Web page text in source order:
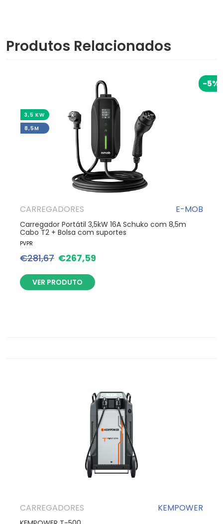
Produtos Relacionados
CARREGADORES E-MOB
Carregador Portátil 3,5kW 16A Schuko com 8,5m
Cabo T2 + Bolsa com suportes
PVPR
€281,67 €267,59
-5%
VER PRODUTO
3,5 KW
8,5M
CARREGADORES KEMPOWER